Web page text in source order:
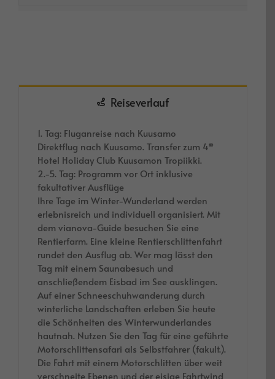
Reiseverlauf
1. Tag: Fluganreise nach Kuusamo
Direktflug nach Kuusamo. Transfer zum 4*
Hotel Holiday Club Kuusamon Tropiikki.
2.-5. Tag: Programm vor Ort inklusive
fakultativer Ausflüge
Ihre Tage im Winter-Wunderland werden
erlebnisreich und individuell organisiert. Mit
dem vianova-Guide besuchen Sie eine
Rentierfarm. Eine kleine Rentierschlittenfahrt
rundet den Ausflug ab. Wer mag lässt den
Tag mit einem Saunabesuch und
anschließendem Eisbad im See ausklingen.
Auf einer Schneeschuhwanderung durch
winterliche Landschaften erleben Sie heute
die Schönheiten des Winterwunderlandes
hautnah. Nutzen Sie den Tag für eine geführte
Motorschlittensafari als Selbstfahrer (fakult.).
Die Fahrt mit einem Motorschlitten über weit
verschneite Ebenen und der eisige Fahrtwind